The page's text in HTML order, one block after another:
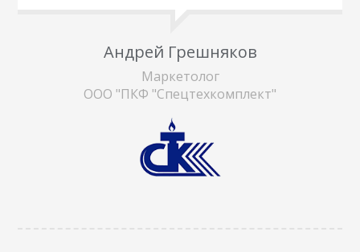
Андрей Грешняков
Маркетолог
ООО "ПКФ "Спецтехкомплект"